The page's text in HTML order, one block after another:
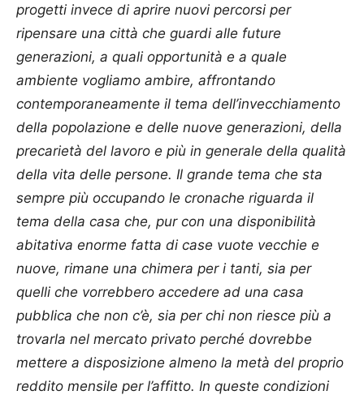
progetti invece di aprire nuovi percorsi per
ripensare una città che guardi alle future
generazioni, a quali opportunità e a quale
ambiente vogliamo ambire, affrontando
contemporaneamente il tema dell’invecchiamento
della popolazione e delle nuove generazioni, della
precarietà del lavoro e più in generale della qualità
della vita delle persone. Il grande tema che sta
sempre più occupando le cronache riguarda il
tema della casa che, pur con una disponibilità
abitativa enorme fatta di case vuote vecchie e
nuove, rimane una chimera per i tanti, sia per
quelli che vorrebbero accedere ad una casa
pubblica che non c’è, sia per chi non riesce più a
trovarla nel mercato privato perché dovrebbe
mettere a disposizione almeno la metà del proprio
reddito mensile per l’affitto. In queste condizioni